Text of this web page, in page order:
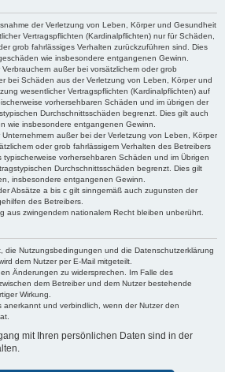
der Verletzung von Leben, Körper und Gesundheit
Vertragspflichten (Kardinalpflichten) nur für Schäden,
grob fahrlässiges Verhalten zurückzuführen sind. Dies
wie insbesondere entgangenen Gewinn.
außer bei vorsätzlichem oder grob
bei Schäden aus der Verletzung von Leben, Körper und
wesentlicher Vertragspflichten (Kardinalpflichten) auf
vorhersehbaren Schäden und im übrigen der
Durchschnittsschäden begrenzt. Dies gilt auch
wie insbesondere entgangenen Gewinn.
außer bei der Verletzung von Leben, Körper
oder grob fahrlässigem Verhalten des Betreibers
typischerweise vorhersehbaren Schäden und im Übrigen
Durchschnittsschäden begrenzt. Dies gilt
insbesondere entgangenen Gewinn.
Absätze a bis c gilt sinngemäß auch zugunsten der
des Betreibers.
aus zwingendem nationalem Recht bleiben unberührt.
die Nutzungsbedingungen und die Datenschutzerklärung
dem Nutzer per E-Mail mitgeteilt.
Änderungen zu widersprechen. Im Falle des
dem Betreiber und dem Nutzer bestehende
Wirkung.
und verbindlich, wenn der Nutzer den
mit Ihren persönlichen Daten sind in der